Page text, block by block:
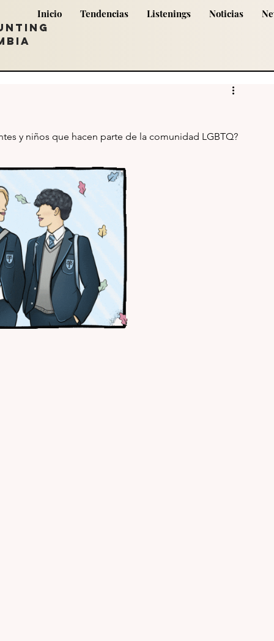
Inicio Tendencias Listenings Noticias
y niños que hacen parte de la comunidad LGBTQ?